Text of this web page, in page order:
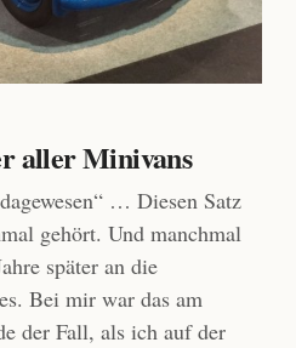
aller Minivans
… Diesen Satz
gehört. Und manchmal
später an die
Bei mir war das am
der Fall, als ich auf der